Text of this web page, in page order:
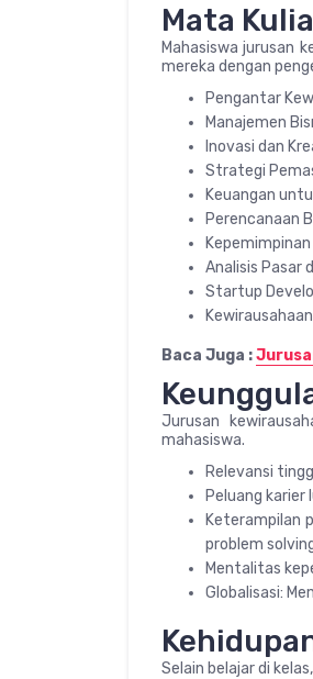
Mata
Mahasiswa jurusan
mereka dengan
Pengantar
Manajemen
Inovasi dan
Strategi
Keuangan
Perencanaan
Analisis Pasar
Startup
Baca Juga :
Jurusan
mahasiswa.
Relevansi
Peluang karier
Keterampilan
problem
Mentalitas
Globalisasi:
Selain belajar di